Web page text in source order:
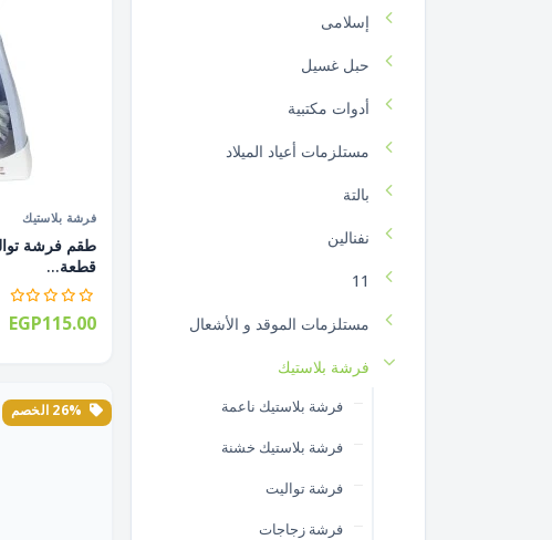
فرشة بلاستيك
قطعة...
EGP115.00
إسلامى
حبل غسيل
أدوات مكتبية
مستلزمات أعياد الميلاد
بالتة
نفنالين
11
مستلزمات الموقد و الأشعال
فرشة بلاستيك
فرشة بلاستيك ناعمة
فرشة بلاستيك خشنة
فرشة تواليت
فرشة زجاجات